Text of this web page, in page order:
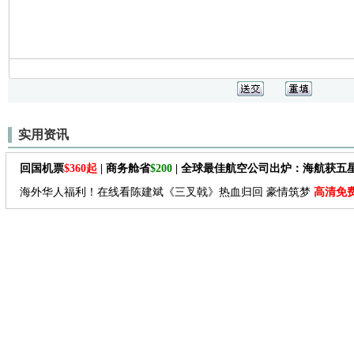
实用资讯
回国机票$360起 | 商务舱省$200 | 全球最佳航空公司出炉：海航获五
海外华人福利！在线看陈建斌《三叉戟》热血归回 豪情筑梦 高清免